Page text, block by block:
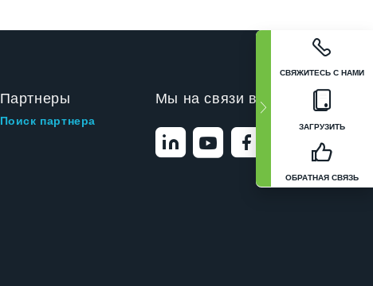
СВЯЖИТЕСЬ С НАМИ
ЗАГРУЗИТЬ
ОБРАТНАЯ СВЯЗЬ
Партнеры
Поиск партнера
Мы на связи в